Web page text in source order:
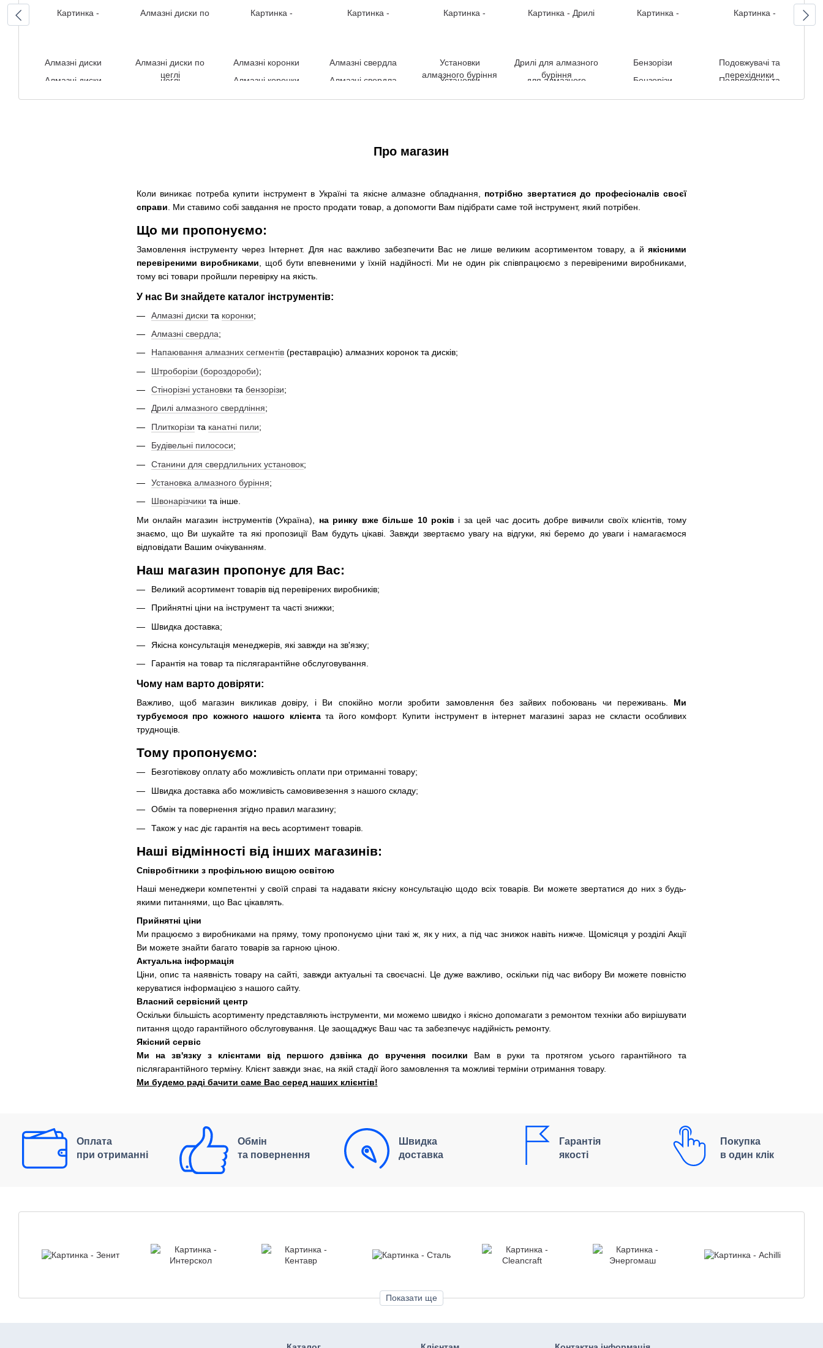
Алмазні диски
Алмазні диски по
цеглі
Алмазні коронки Алмазні свердла
Установки
алмазного буріння
Дрилі для алмазного
буріння
Бензорізи
Подовжувачі та
перехідники
Про магазин
Коли виникає потреба купити інструмент в Україні та якісне алмазне обладнання, потрібно звертатися до професіоналів своєї
справи . Ми ставимо собі завдання не просто продати товар, а допомогти Вам підібрати саме той інструмент, який потрібен.
Що ми пропонуємо:
Замовлення інструменту через Інтернет. Для нас важливо забезпечити Вас не лише великим асортиментом товару, а йякісними
перевіреними виробниками , щоб бути впевненими у їхній надійності. Ми не один рік співпрацюємо з перевіреними виробниками,
тому всі товари пройшли перевірку на якість.
У нас Ви знайдете каталог інструментів:
Алмазні диски та коронки;
Алмазні свердла;
Напаювання алмазних сегментів(реставрацію) алмазних коронок та дисків;
Штроборізи (бороздороби);
Стінорізні установки та бензорізи;
Дрилі алмазного свердління;
Плиткорізи та канатні пили;
Будівельні пилососи;
Станини для свердлильних установок;
Установка алмазного буріння;
Швонарізчики та інше.
Ми онлайн магазин інструментів (Україна),
на ринку вже більше 10 років і за цей час досить добре вивчили своїх клієнтів, тому
знаємо, що Ви шукайте та які пропозиції Вам будуть цікаві. Завжди звертаємо увагу на відгуки, які беремо до уваги і намагаємося
відповідати Вашим очікуванням.
Наш магазин пропонує для Вас:
Великий асортимент товарів від перевірених виробників;
Прийнятні ціни на інструмент та часті знижки;
Швидка доставка;
Якісна консультація менеджерів, які завжди на зв'язку;
Гарантія на товар та післягарантійне обслуговування.
Чому нам варто довіряти:
Важливо, щоб магазин викликав довіру, і Ви спокійно могли зробити замовлення без зайвих побоювань чи переживань. Ми
турбуємося про кожного нашого клієнтата його комфорт. Купити інструмент в інтернет магазині зараз не скласти особливих
труднощів.
Тому пропонуємо:
Безготівкову оплату або можливість оплати при отриманні товару;
Швидка доставка або можливість самовивезення з нашого складу;
Обмін та повернення згідно правил магазину;
Також у нас діє гарантія на весь асортимент товарів.
Наші відмінності від інших магазинів:
Співробітники з профільною вищою освітою
Наші менеджери компетентні у своїй справі та надавати якісну консультацію щодо всіх товарів. Ви можете звертатися до них з будь-
якими питаннями, що Вас цікавлять.
Прийнятні ціни
Ми працюємо з виробниками на пряму, тому пропонуємо ціни такі ж, як у них, а під час знижок навіть нижче. Щомісяця у розділі Акції
Ви можете знайти багато товарів за гарною ціною.
Актуальна інформація
Ціни, опис та наявність товару на сайті, завжди актуальні та своєчасні. Це дуже важливо, оскільки під час вибору Ви можете повністю
керуватися інформацією з нашого сайту.
Власний сервісний центр
Оскільки більшість асортименту представляють інструменти, ми можемо швидко і якісно допомагати з ремонтом техніки або вирішувати
питання щодо гарантійного обслуговування. Це заощаджує Ваш час та забезпечує надійність ремонту.
Якісний сервіс
Ми на зв'язку з клієнтами від першого дзвінка до вручення посилки Вам в руки та протягом усього гарантійного та
післягарантійного терміну. Клієнт завжди знає, на якій стадії його замовлення та можливі терміни отримання товару.
Ми будемо раді бачити саме Вас серед наших клієнтів!
Оплата
при отриманні
Обмін
та повернення
Швидка
доставка
Гарантія
якості
Покупка
в один клік
Показати ще